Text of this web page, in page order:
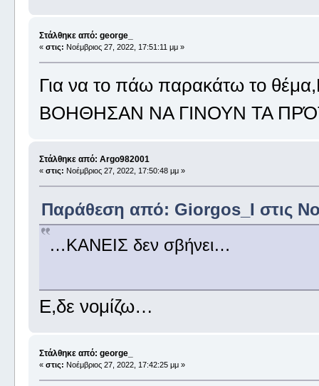
Στάλθηκε από: george_
« στις: Νοέμβριος 27, 2022, 17:51:11 μμ »
Για να το πάω παρακάτω το
ΒΟΗΘΗΣΑΝ ΝΑ ΓΙΝΟΥΝ ΤΑ
Στάλθηκε από: Argo982001
« στις: Νοέμβριος 27, 2022, 17:50:48 μμ »
Παράθεση από: Giorgos_I στις
…ΚΑΝΕΙΣ δεν σβήνει…
Ε,δε νομίζω…
Στάλθηκε από: george_
« στις: Νοέμβριος 27, 2022, 17:42:25 μμ »